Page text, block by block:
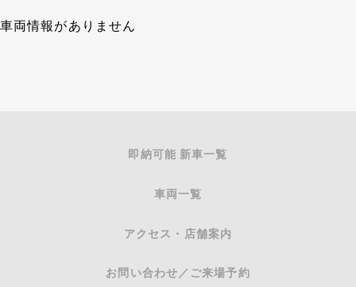
車両情報がありません
即納可能 新車一覧
車両一覧
アクセス・店舗案内
お問い合わせ／ご来場予約